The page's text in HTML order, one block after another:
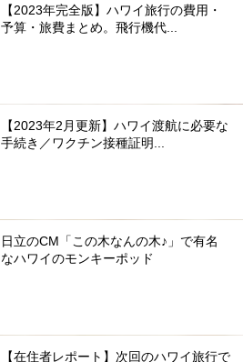
【2023年完全版】ハワイ旅行の費用・
予算・旅費まとめ。飛行機代...
【2023年2月更新】ハワイ渡航に必要な
手続き／ワクチン接種証明...
日立のCM「この木なんの木♪」で有名
なハワイのモンキーポッド
【在住者レポート】次回のハワイ旅行で